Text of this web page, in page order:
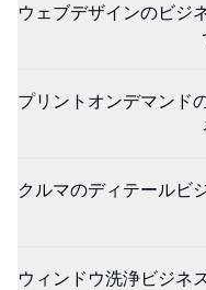
ウェブデザインのビジ
プリントオンデマンド
クルマのディテールビ
ウィンドウ洗浄ビジネ